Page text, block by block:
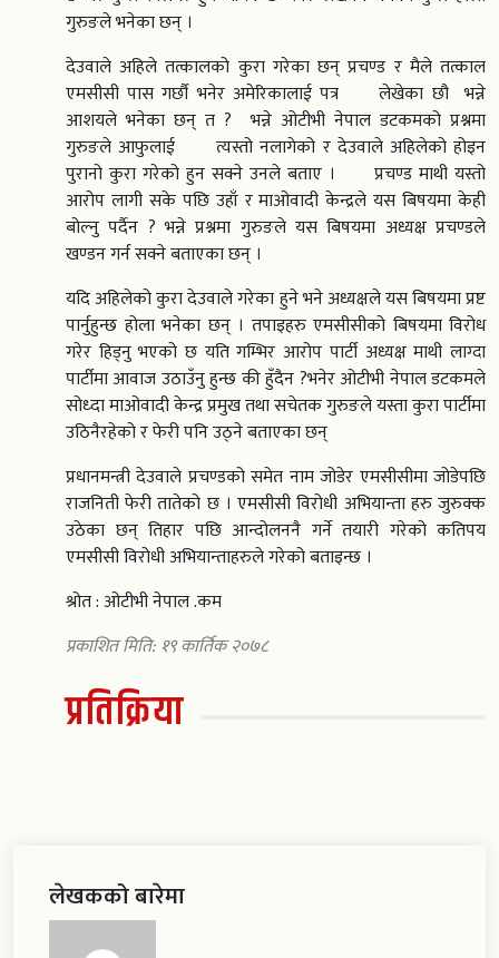
गुरुङले भनेका छन् ।
देउवाले अहिले तत्कालको कुरा गरेका छन् प्रचण्ड र मैले तत्काल
एमसीसी पास गर्छौ भनेर अमेरिकालाई पत्र लेखेका छौ भन्ने
आशयले भनेका छन् त ? भन्ने ओटीभी नेपाल डटकमको प्रश्नमा
गुरुङले आफुलाई त्यस्तो नलागेको र देउवाले अहिलेको होइन
पुरानो कुरा गरेको हुन सक्ने उनले बताए । प्रचण्ड माथी यस्तो
आरोप लागी सके पछि उहाँ र माओवादी केन्द्रले यस बिषयमा केही
बोल्नु पर्दैन ? भन्ने प्रश्नमा गुरुङले यस बिषयमा अध्यक्ष प्रचण्डले
खण्डन गर्न सक्ने बताएका छन् ।
यदि अहिलेको कुरा देउवाले गरेका हुने भने अध्यक्षले यस बिषयमा प्रष्ट
पार्नुहुन्छ होला भनेका छन् । तपाइहरु एमसीसीको बिषयमा विरोध
गरेर हिड्नु भएको छ यति गम्भिर आरोप पार्टी अध्यक्ष माथी लाग्दा
पार्टीमा आवाज उठाउँनु हुन्छ की हुँदैन ?भनेर ओटीभी नेपाल डटकमले
सोध्दा माओवादी केन्द्र प्रमुख तथा सचेतक गुरुङले यस्ता कुरा पार्टीमा
उठिनैरहेको र फेरी पनि उठ्ने बताएका छन्
प्रधानमन्त्री देउवाले प्रचण्डको समेत नाम जोडेर एमसीसीमा जोडेपछि
राजनिती फेरी तातेको छ । एमसीसी विरोधी अभियान्ता हरु जुरुक्क
उठेका छन् तिहार पछि आन्दोलननै गर्ने तयारी गरेको कतिपय
एमसीसी विरोधी अभियान्ताहरुले गरेको बताइन्छ ।
श्रोत : ओटीभी नेपाल .कम
प्रकाशित मिति: १९ कार्तिक २०७८
प्रतिक्रिया
लेखकको बारेमा